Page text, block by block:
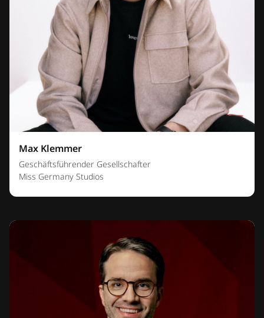
Max Klemmer
Geschäftsführender Gesellschafter
Miss Germany Studios